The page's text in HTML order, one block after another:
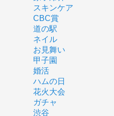
スキンケア
CBC賞
道の駅
ネイル
お見舞い
甲子園
婚活
ハムの日
花火大会
ガチャ
渋谷